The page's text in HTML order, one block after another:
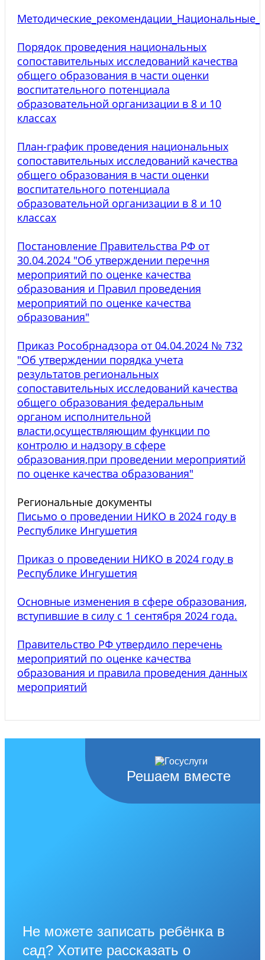
Порядок проведения национальных
сопоставительных исследований качества
общего образования в части оценки
воспитательного потенциала
образовательной организации в 8 и 10
классах
План-график проведения национальных
сопоставительных исследований качества
общего образования в части оценки
воспитательного потенциала
образовательной организации в 8 и 10
классах
Постановление Правительства РФ от
30.04.2024 "Об утверждении перечня
мероприятий по оценке качества
образования и Правил проведения
мероприятий по оценке качества
образования"
Приказ Рособрнадзора от 04.04.2024 № 732
"Об утверждении порядка учета
результатов региональных
сопоставительных исследований качества
общего образования федеральным
органом исполнительной
власти,осуществляющим функции по
контролю и надзору в сфере
образования,при проведении мероприятий
по оценке качества образования"
Региональные документы
Письмо о проведении НИКО в 2024 году в
Республике Ингушетия
Приказ о проведении НИКО в 2024 году в
Республике Ингушетия
Основные изменения в сфере образования,
вступившие в силу с 1 сентября 2024 года.
Правительство РФ утвердило перечень
мероприятий по оценке качества
образования и правила проведения данных
мероприятий
Решаем вместе
Не можете записать ребёнка в
сад? Хотите рассказать о